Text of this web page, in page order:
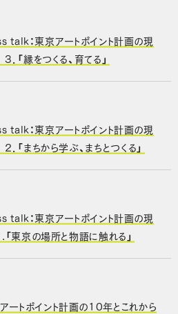
：東京アートポイント計画の現
縁をつくる、育てる」
：東京アートポイント計画の現
まちから学ぶ、まちとつくる」
：東京アートポイント計画の現
京の場所と物語に触れる」
ポイント計画の10年とこれから